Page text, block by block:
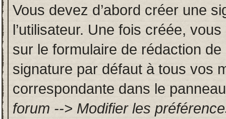
Vous devez d’abord créer une
l’utilisateur. Une fois créée,
sur le formulaire de rédaction
signature par défaut à tous vos
correspondante dans le
forum --> Modifier les